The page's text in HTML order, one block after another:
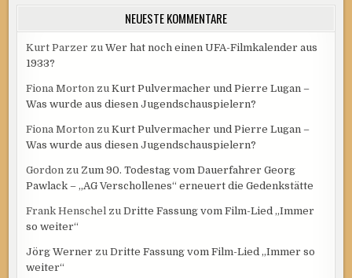
NEUESTE KOMMENTARE
Kurt Parzer zuWer hat noch einen UFA-Filmkalender aus
1933?
Fiona Morton zuKurt Pulvermacher und Pierre Lugan –
Was wurde aus diesen Jugendschauspielern?
Fiona Morton zuKurt Pulvermacher und Pierre Lugan –
Was wurde aus diesen Jugendschauspielern?
Gordon zu Zum 90. Todestag vom Dauerfahrer Georg
Pawlack – „AG Verschollenes“ erneuert die Gedenkstätte
Frank Henschel zuDritte Fassung vom Film-Lied „Immer
so weiter“
Jörg Werner zuDritte Fassung vom Film-Lied „Immer so
weiter“